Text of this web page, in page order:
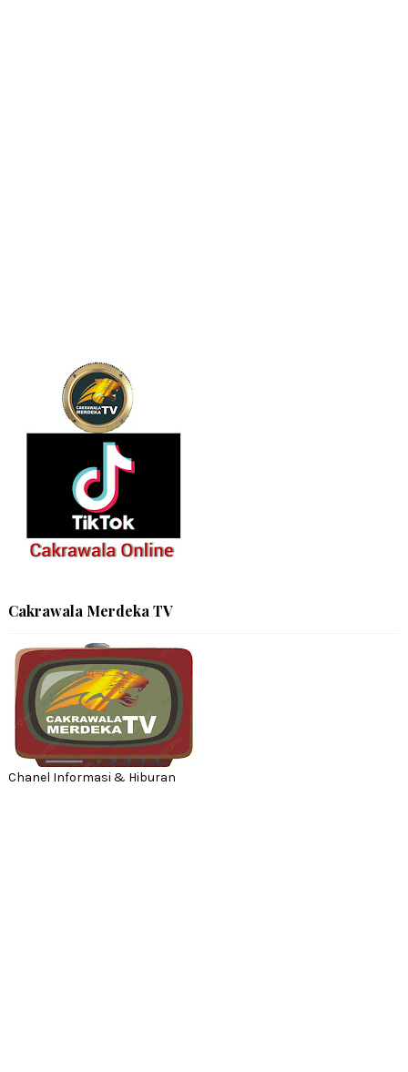
Cakrawala Merdeka TV
Chanel Informasi & Hiburan